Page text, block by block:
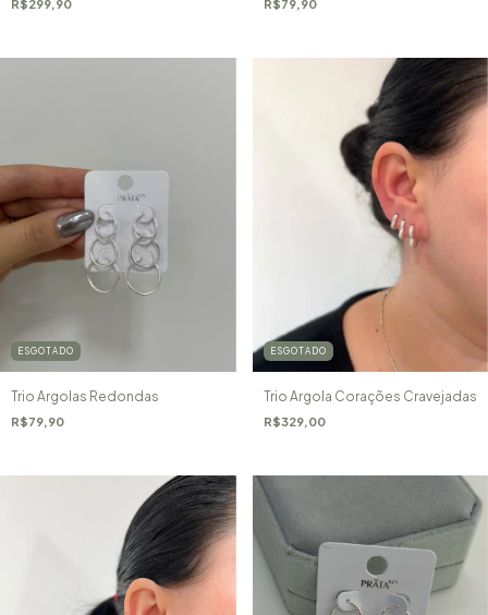
R$299,90 R$79,90
ESGOTADO
Trio Argolas Redondas
R$79,90
ESGOTADO
Trio Argola Corações Cravejadas
R$329,00